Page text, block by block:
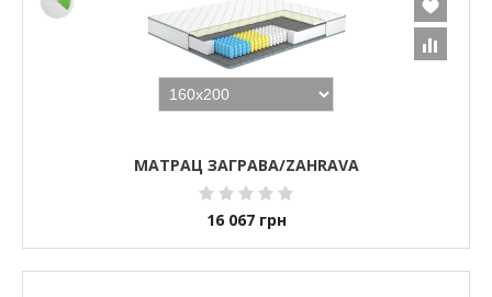
МАТРАЦ ЗАГРАВА/ZAHRAVA
16 067 грн